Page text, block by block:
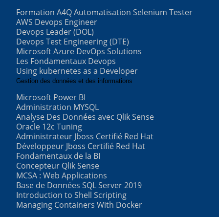
Formation A4Q Automatisation Selenium Tester
AWS Devops Engineer
Devops Leader (DOL)
Devops Test Engineering (DTE)
Microsoft Azure DevOps Solutions
Les Fondamentaux Devops
Using kubernetes as a Developer
Gestion des données et des informations
Microsoft Power BI
Administration MYSQL
Analyse Des Données avec Qlik Sense
Oracle 12c Tuning
Administrateur Jboss Certifié Red Hat
Développeur Jboss Certifié Red Hat
Fondamentaux de la BI
Concepteur Qlik Sense
MCSA : Web Applications
Base de Données SQL Server 2019
Introduction to Shell Scripting
Managing Containers With Docker